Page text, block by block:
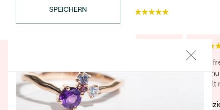
Bestseller
SPEICHERN
und gefallen hat das Schmuckstück auch!
Verifizierter Kunde
29.12.2021
Sehr
gefällt